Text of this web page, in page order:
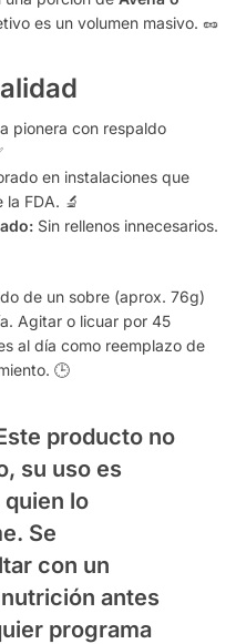
es un volumen masivo. 🥜
pionera con respaldo
en instalaciones que
FDA. 🔬
Sin rellenos innecesarios.
de un sobre (aprox. 76g)
Agitar o licuar por 45
al día como reemplazo de
🕒
producto no
su uso es
lo
Se
con un
antes
programa